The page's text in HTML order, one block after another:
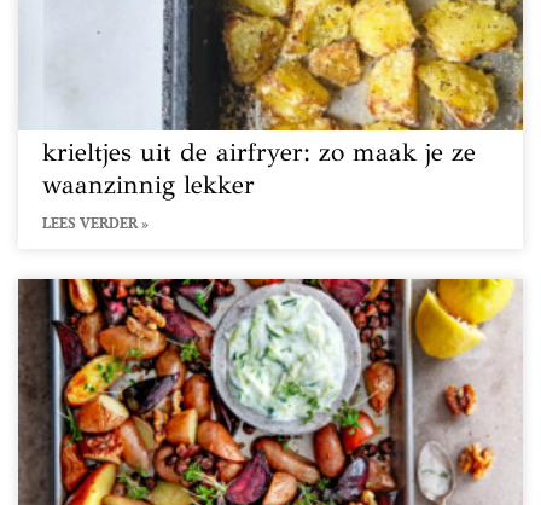
krieltjes uit de airfryer: zo maak je ze
waanzinnig lekker
LEES VERDER »